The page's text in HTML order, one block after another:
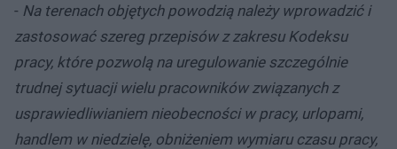
- Na terenach objętych powodzią należy wprowadzić i
zastosować szereg przepisów z zakresu Kodeksu
pracy, które pozwolą na uregulowanie szczególnie
trudnej sytuacji wielu pracowników związanych z
usprawiedliwianiem nieobecności w pracy, urlopami,
handlem w niedzielę, obniżeniem wymiaru czasu pracy,